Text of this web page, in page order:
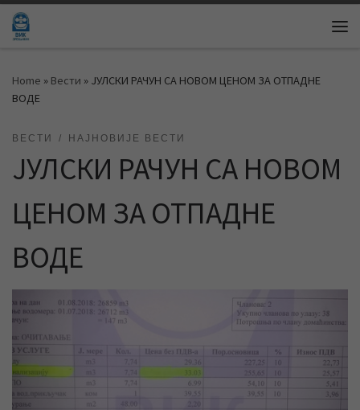
Skip to content
Home » Вести » ЈУЛСКИ РАЧУН СА НОВОМ ЦЕНОМ ЗА ОТПАДНЕ
ВОДЕ
ВЕСТИ НАЈНОВИЈЕ ВЕСТИ
ЈУЛСКИ РАЧУН СА НОВОМ
ЦЕНОМ ЗА ОТПАДНЕ
ВОДЕ